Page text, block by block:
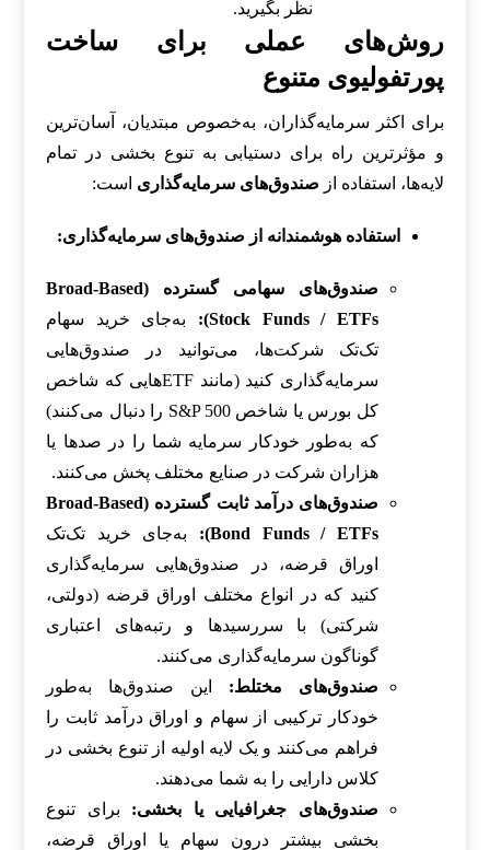
نظر بگیرید.
روش‌های عملی برای ساخت
پورتفولیوی متنوع
برای اکثر سرمایه‌گذاران، به‌خصوص مبتدیان، آسان‌ترین
و مؤثرترین راه برای دستیابی به تنوع بخشی در تمام
لایه‌ها، استفاده از صندوق‌های سرمایه‌گذاری است:
استفاده هوشمندانه از صندوق‌های سرمایه‌گذاری:
صندوق‌های سهامی گسترده (Broad-Based
Stock Funds / ETFs):
به‌جای خرید سهام
تک‌تک شرکت‌ها، می‌توانید در صندوق‌هایی
سرمایه‌گذاری کنید (مانند ETFهایی که شاخص
کل بورس یا شاخص S&P 500 را دنبال می‌کنند)
که به‌طور خودکار سرمایه شما را در صدها یا
هزاران شرکت در صنایع مختلف پخش می‌کنند.
صندوق‌های درآمد ثابت گسترده (Broad-Based
Bond Funds / ETFs):
به‌جای خرید تک‌تک
اوراق قرضه، در صندوق‌هایی سرمایه‌گذاری
کنید که در انواع مختلف اوراق قرضه (دولتی،
شرکتی) با سررسیدها و رتبه‌های اعتباری
گوناگون سرمایه‌گذاری می‌کنند.
صندوق‌های مختلط: این صندوق‌ها به‌طور
خودکار ترکیبی از سهام و اوراق درآمد ثابت را
فراهم می‌کنند و یک لایه اولیه از تنوع بخشی در
کلاس دارایی را به شما می‌دهند.
صندوق‌های جغرافیایی یا بخشی: برای تنوع
بخشی بیشتر درون سهام یا اوراق قرضه،